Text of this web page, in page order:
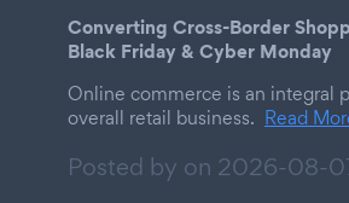
Converting Cross-Border
Black Friday & Cyber Monday
Online commerce is an integral
overall retail business. Read
Posted by on 2026-08-